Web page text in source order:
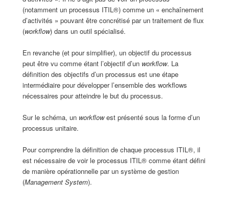
(notamment un processus ITIL®) comme un « enchaînement
d’activités » pouvant être concrétisé par un traitement de flux
(workflow) dans un outil spécialisé.
En revanche (et pour simplifier), un objectif du processus
peut être vu comme étant l’objectif d’un workflow. La
définition des objectifs d’un processus est une étape
intermédiaire pour développer l’ensemble des workflows
nécessaires pour atteindre le but du processus.
Sur le schéma, un workflowest présenté sous la forme d’un
processus unitaire.
Pour comprendre la définition de chaque processus ITIL®, il
est nécessaire de voir le processus ITIL® comme étant défini
de manière opérationnelle par un système de gestion
(Management System).